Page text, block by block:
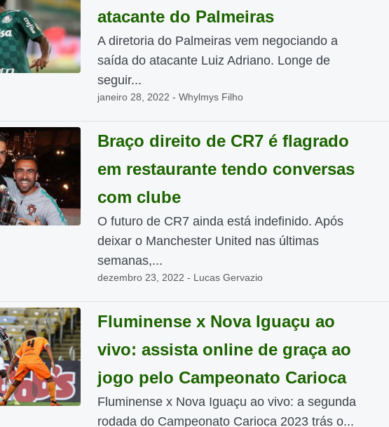
atacante do Palmeiras
A diretoria do Palmeiras vem negociando a
saída do atacante Luiz Adriano. Longe de
seguir...
janeiro 28, 2022 - Whylmys Filho
Braço direito de CR7 é flagrado
em restaurante tendo conversas
com clube
O futuro de CR7 ainda está indefinido. Após
deixar o Manchester United nas últimas
semanas,...
dezembro 23, 2022 - Lucas Gervazio
Fluminense x Nova Iguaçu ao
vivo: assista online de graça ao
jogo pelo Campeonato Carioca
Fluminense x Nova Iguaçu ao vivo: a segunda
rodada do Campeonato Carioca 2023 trás o...